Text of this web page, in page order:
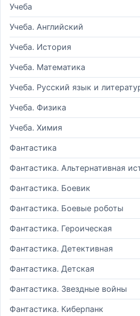
Учеба
Учеба. Английский
Учеба. История
Учеба. Математика
Учеба. Русский язык и
Учеба. Физика
Учеба. Химия
Фантастика
Фантастика. Альтернативная
Фантастика. Боевик
Фантастика. Боевые роботы
Фантастика. Героическая
Фантастика. Детективная
Фантастика. Детская
Фантастика. Звездные войны
Фантастика. Киберпанк